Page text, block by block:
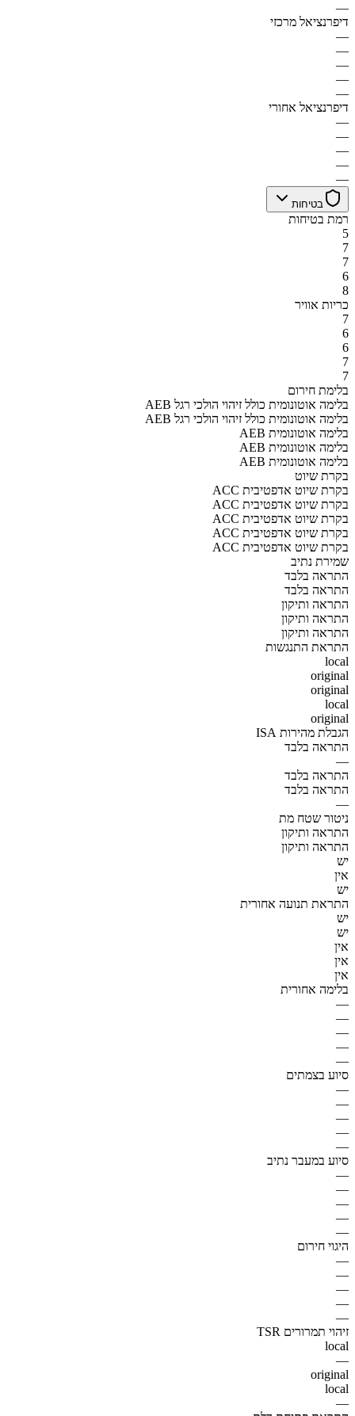
—
דיפרנציאל מרכזי
—
—
—
—
—
דיפרנציאל אחורי
—
—
—
—
—
בטיחות
רמת בטיחות
5
7
7
6
8
כריות אוויר
7
6
6
7
7
בלימת חירום
AEB בלימה אוטונומית כולל זיהוי הולכי רגל
AEB בלימה אוטונומית כולל זיהוי הולכי רגל
AEB בלימה אוטונומית
AEB בלימה אוטונומית
AEB בלימה אוטונומית
בקרת שיוט
ACC בקרת שיוט אדפטיבית
ACC בקרת שיוט אדפטיבית
ACC בקרת שיוט אדפטיבית
ACC בקרת שיוט אדפטיבית
ACC בקרת שיוט אדפטיבית
שמירת נתיב
התראה בלבד
התראה בלבד
התראה ותיקון
התראה ותיקון
התראה ותיקון
התראת התנגשות
local
original
original
local
original
הגבלת מהירות ISA
התראה בלבד
—
התראה בלבד
התראה בלבד
—
ניטור שטח מת
התראה ותיקון
התראה ותיקון
יש
אין
יש
התראת תנועה אחורית
יש
יש
אין
אין
אין
בלימה אחורית
—
—
—
—
—
סיוע בצמתים
—
—
—
—
—
סיוע במעבר נתיב
—
—
—
—
—
היגוי חירום
—
—
—
—
—
זיהוי תמרורים TSR
local
—
original
local
—